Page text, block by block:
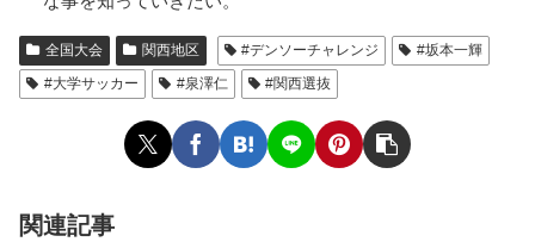
全国大会 関西地区 #デンソーチャレンジ
#坂本一輝
#大学サッカー
#泉澤仁 #関西選抜
関連記事